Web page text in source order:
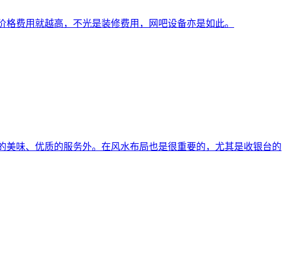
费用就越高，不光是装修费用，网吧设备亦是如此。
味、优质的服务外。在风水布局也是很重要的，尤其是收银台的